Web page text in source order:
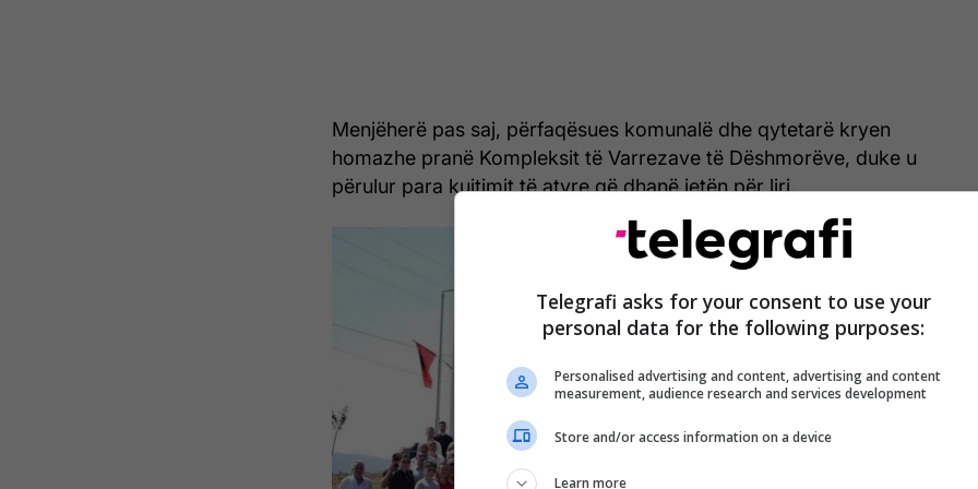
Menjëherë pas saj, përfaqësues komunalë dhe qytetarë kryen
homazhe pranë Kompleksit të Varrezave të Dëshmorëve, duke u
përulur para kujtimit të atyre që dhanë jetën për liri.
Telegrafi asks for your consent to use your
personal data for the following purposes:
Personalised advertising and content, advertising and content
measurement, audience research and services development
Store and/or access information on a device
Learn more